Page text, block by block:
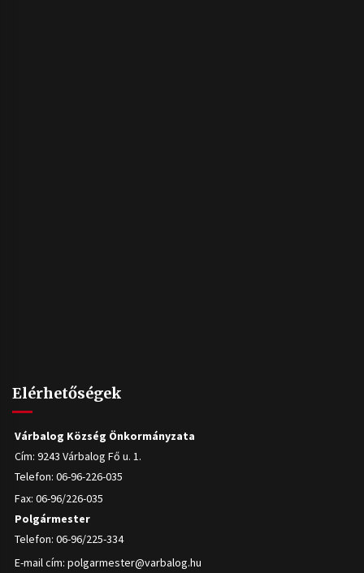
Elérhetőségek
Várbalog Község Önkormányzata
Cím: 9243 Várbalog Fő u. 1.
Telefon: 06-96-226-035
Fax: 06-96/226-035
Polgármester
Telefon: 06-96/225-334
E-mail cím: polgarmester@varbalog.hu